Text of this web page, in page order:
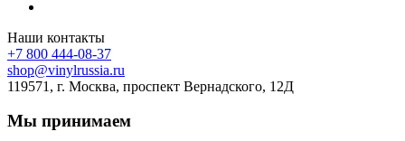
Наши контакты
+7 800 444-08-37
shop@vinylrussia.ru
119571, г. Москва, проспект Вернадского, 12Д
Мы принимаем